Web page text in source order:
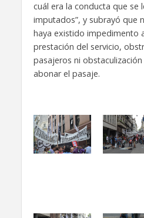
cuál era la conducta que se
imputados”, y subrayó que
haya existido impedimento
prestación del servicio,
pasajeros ni
abonar el pasaje.